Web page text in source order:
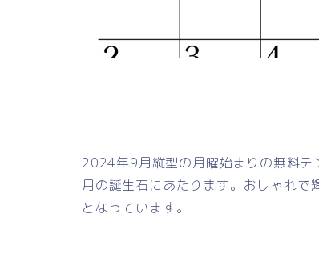
2024年9月縦型の月曜始まりの無料テ
月の誕生石にあたります。おしゃれで
となっています。